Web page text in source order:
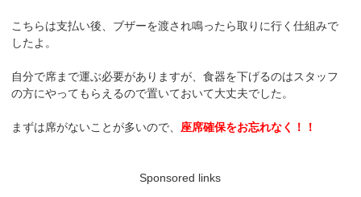
こちらは支払い後、ブザーを渡され鳴ったら取りに行く仕組みで
したよ。
自分で席まで運ぶ必要がありますが、食器を下げるのはスタッフ
の方にやってもらえるので置いておいて大丈夫でした。
まずは席がないことが多いので、 座席確保をお忘れなく！！
Sponsored links